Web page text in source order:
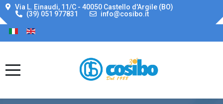
Via L. Einaudi, 11/C - 40050 Castello d'Argile (BO)
(39) 051 977831
info@cosibo.it